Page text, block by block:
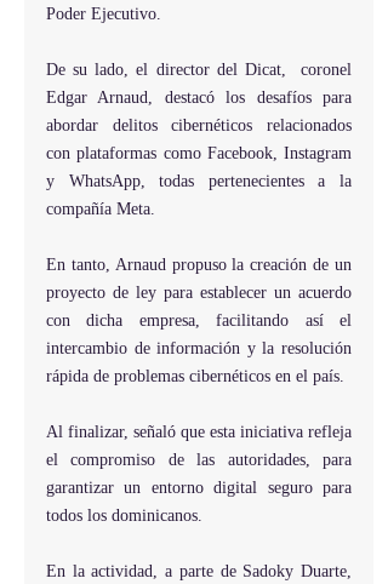
Poder Ejecutivo.
De su lado, el director del Dicat,  coronel
Edgar Arnaud, destacó los desafíos para
abordar delitos cibernéticos relacionados
con plataformas como Facebook, Instagram
y WhatsApp, todas pertenecientes a la
compañía Meta.
En tanto, Arnaud propuso la creación de un
proyecto de ley para establecer un acuerdo
con dicha empresa, facilitando así el
intercambio de información y la resolución
rápida de problemas cibernéticos en el país.
Al finalizar, señaló que esta iniciativa refleja
el compromiso de las autoridades, para
garantizar un entorno digital seguro para
todos los dominicanos.
En la actividad, a parte de Sadoky Duarte,